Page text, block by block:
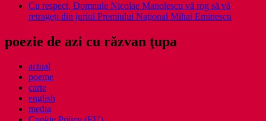
Cu respect, Domnule Nicolae Manolescu vă rog să vă
retrageţi din juriul Premiului Naţional Mihai Eminescu
poezie de azi cu răzvan ţupa
actual
poeme
carte
english
media